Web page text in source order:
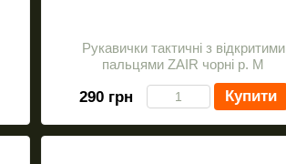
Рукавички тактичні з відкритими
пальцями ZAIR чорні р. M
290 грн Купити